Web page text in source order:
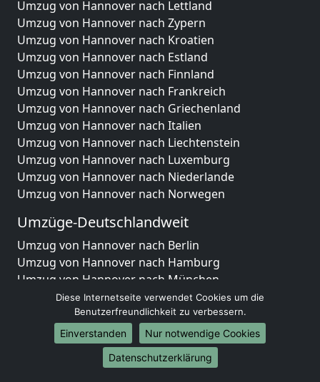
Umzug von Hannover nach Lettland
Umzug von Hannover nach Zypern
Umzug von Hannover nach Kroatien
Umzug von Hannover nach Estland
Umzug von Hannover nach Finnland
Umzug von Hannover nach Frankreich
Umzug von Hannover nach Griechenland
Umzug von Hannover nach Italien
Umzug von Hannover nach Liechtenstein
Umzug von Hannover nach Luxemburg
Umzug von Hannover nach Niederlande
Umzug von Hannover nach Norwegen
Umzüge-Deutschlandweit
Umzug von Hannover nach Berlin
Umzug von Hannover nach Hamburg
Umzug von Hannover nach München
Umzug von Hannover nach Köln
Umzug von Hannover nach Frankfurt am Main
Umzug von Hannover nach Stuttgart
Umzug von Hannover nach Düsseldorf
Umzug von Hannover nach Leipzig
Diese Internetseite verwendet Cookies um die
Benutzerfreundlichkeit zu verbessern.
Einverstanden
Nur notwendige Cookies
Datenschutzerklärung